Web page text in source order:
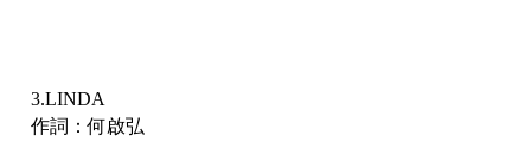
3.LINDA
作詞：何啟弘